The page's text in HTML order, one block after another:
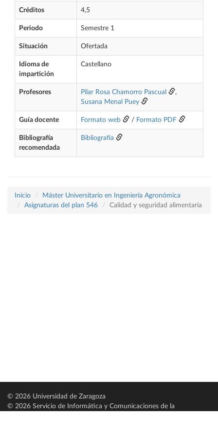
Créditos 4,5
Periodo Semestre 1
Situación Ofertada
Idioma de
impartición
Castellano
Profesores Pilar Rosa Chamorro Pascual
,
Susana Menal Puey
Guía docente Formato web / Formato PDF
Bibliografía
recomendada
Bibliografía
Inicio
Máster Universitario en Ingeniería Agronómica
Asignaturas del plan 546
Calidad y seguridad alimentaria
© 2026 Universidad de Zaragoza
© 2026 Servicio de Informática y Comunicaciones de la